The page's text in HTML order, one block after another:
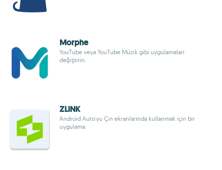
Morphe
YouTube veya YouTube Müzik gibi uygulamaları
değiştirin.
ZLINK
Android Auto'yu Çin ekranlarında kullanmak için bir
uygulama